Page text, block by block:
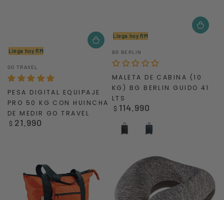
Llega hoy RM
GO TRAVEL
PESA DIGITAL EQUIPAJE
PRO 50 KG CON HUINCHA
DE MEDIR GO TRAVEL
Precio
$ 21.990
Llega hoy RM
Vendedor:
BG BERLIN
MALETA DE CABINA (10
KG) BG BERLIN GUIDO 41
LTS
Precio
$ 114.990
Negro Azul